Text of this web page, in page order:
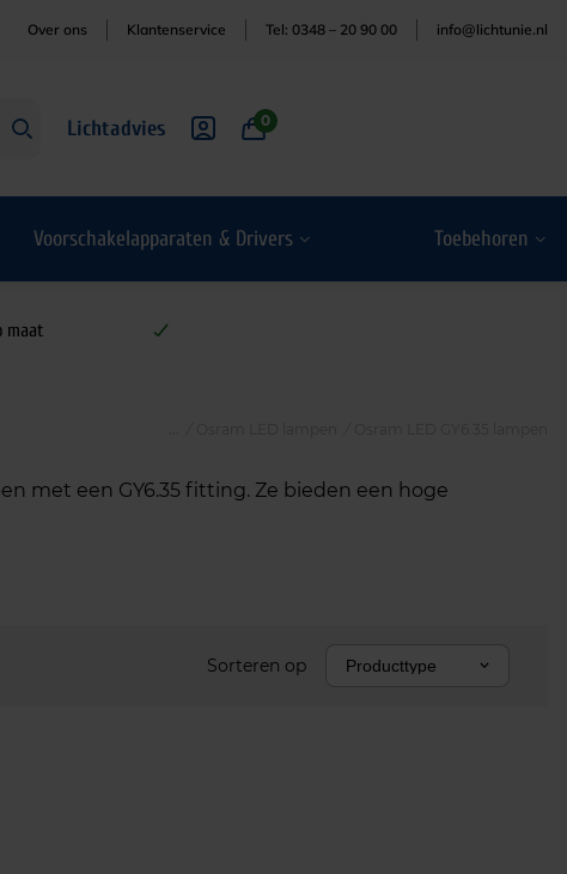
Over ons Klantenservice Tel: 0348 – 20 90 00 info@lichtunie.nl
Lichtadvies 0
Voorschakelapparaten & Drivers Toebehoren
maat
met een GY6.35 fitting. Ze bieden een hoge
Sorteren op Producttype